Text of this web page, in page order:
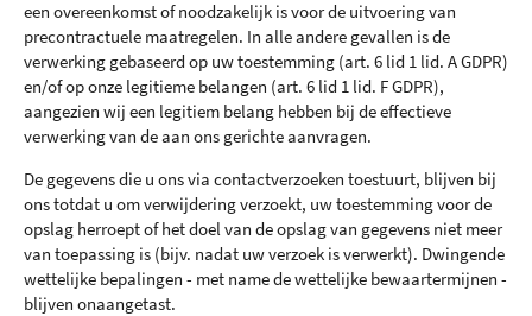
een overeenkomst of noodzakelijk is voor de uitvoering van
precontractuele maatregelen. In alle andere gevallen is de
verwerking gebaseerd op uw toestemming (art. 6 lid 1 lid. A GDPR)
en/of op onze legitieme belangen (art. 6 lid 1 lid. F GDPR),
aangezien wij een legitiem belang hebben bij de effectieve
verwerking van de aan ons gerichte aanvragen.
De gegevens die u ons via contactverzoeken toestuurt, blijven bij
ons totdat u om verwijdering verzoekt, uw toestemming voor de
opslag herroept of het doel van de opslag van gegevens niet meer
van toepassing is (bijv. nadat uw verzoek is verwerkt). Dwingende
wettelijke bepalingen - met name de wettelijke bewaartermijnen -
blijven onaangetast.